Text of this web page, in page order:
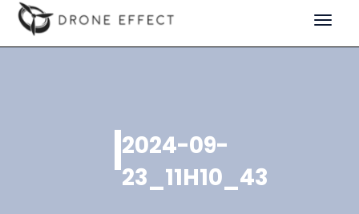
Toggle
2024-09-
23_11H10_43